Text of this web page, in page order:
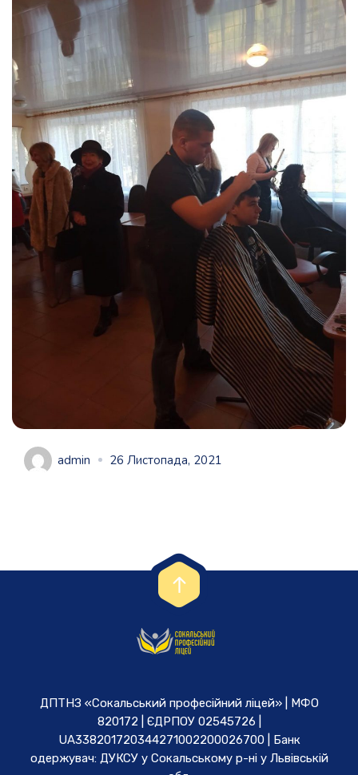
admin 26 Листопада, 2021
ДПТНЗ «Сокальський професійний ліцей» | МФО
820172 | ЄДРПОУ 02545726 |
UA338201720344271002200026700 | Банк
одержувач: ДУКСУ у Cокальському р-ні у Львівській